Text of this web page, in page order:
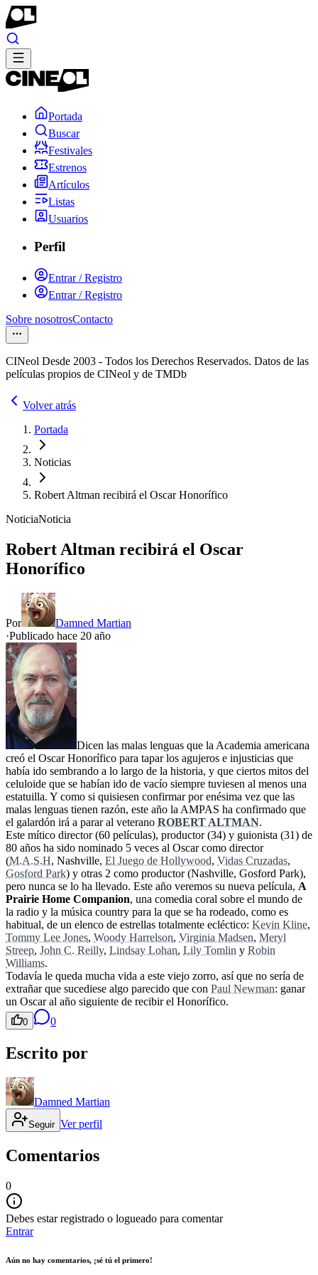
Portada
Buscar
Festivales
Estrenos
Artículos
Listas
Usuarios
Perfil
Entrar / Registro
Entrar / Registro
Sobre nosotrosContacto
CINeol Desde 2003 - Todos los Derechos Reservados. Datos de las
películas propios de CINeol y de TMDb
Volver atrás
Portada
Noticias
Robert Altman recibirá el Oscar Honorífico
NoticiaNoticia
Robert Altman recibirá el Oscar
Honorífico
Por
Damned Martian
·Publicado hace 20 año
Dicen las malas lenguas que la Academia americana
creó el Oscar Honorífico para tapar los agujeros e injusticias que
había ido sembrando a lo largo de la historia, y que ciertos mitos del
celuloide que se habían ido de vacío siempre tuviesen al menos una
estatuilla. Y como si quisiesen confirmar por enésima vez que las
malas lenguas tienen razón, este año la AMPAS ha confirmado que
el galardón irá a parar al veterano ROBERT ALTMAN.
Este mítico director (60 películas), productor (34) y guionista (31) de
80 años ha sido nominado 5 veces al Oscar como director
(M.A.S.H, Nashville, El Juego de Hollywood, Vidas Cruzadas,
Gosford Park) y otras 2 como productor (Nashville, Gosford Park),
pero nunca se lo ha llevado. Este año veremos su nueva película, A
Prairie Home Companion, una comedia coral sobre el mundo de
la radio y la música country para la que se ha rodeado, como es
habitual, de un elenco de estrellas totalmente ecléctico: Kevin Kline,
Tommy Lee Jones, Woody Harrelson, Virginia Madsen, Meryl
Streep, John C. Reilly, Lindsay Lohan, Lily Tomlin y Robin
Williams.
Todavía le queda mucha vida a este viejo zorro, así que no sería de
extrañar que sucediese algo parecido que con Paul Newman: ganar
un Oscar al año siguiente de recibir el Honorífico.
0 0
Escrito por
Damned Martian
Seguir Ver perfil
Comentarios
0
Debes estar registrado o logueado para comentar
Entrar
Aún no hay comentarios, ¡sé tú el primero!